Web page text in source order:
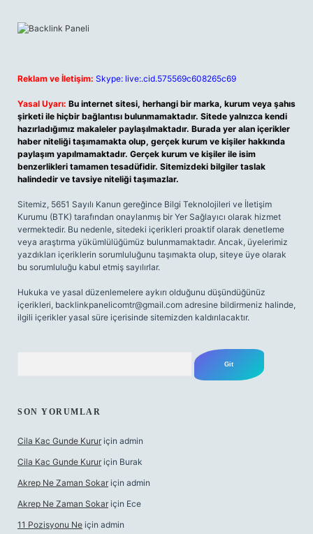
Reklam ve İletişim: Skype: live:.cid.575569c608265c69
Yasal Uyarı: Bu internet sitesi, herhangi bir marka, kurum veya şahıs
şirketi ile hiçbir bağlantısı bulunmamaktadır. Sitede yalnızca kendi
hazırladığımız makaleler paylaşılmaktadır. Burada yer alan içerikler
haber niteliği taşımamakta olup, gerçek kurum ve kişiler hakkında
paylaşım yapılmamaktadır. Gerçek kurum ve kişiler ile isim
benzerlikleri tamamen tesadüfidir. Sitemizdeki bilgiler taslak
halindedir ve tavsiye niteliği taşımazlar.
Sitemiz, 5651 Sayılı Kanun gereğince Bilgi Teknolojileri ve İletişim
Kurumu (BTK) tarafından onaylanmış bir Yer Sağlayıcı olarak hizmet
vermektedir. Bu nedenle, sitedeki içerikleri proaktif olarak denetleme
veya araştırma yükümlülüğümüz bulunmamaktadır. Ancak, üyelerimiz
yazdıkları içeriklerin sorumluluğunu taşımakta olup, siteye üye olarak
bu sorumluluğu kabul etmiş sayılırlar.
Hukuka ve yasal düzenlemelere aykırı olduğunu düşündüğünüz
içerikleri, backlinkpanelicomtr@gmail.com adresine bildirmeniz halinde,
ilgili içerikler yasal süre içerisinde sitemizden kaldırılacaktır.
SON YORUMLAR
Cila Kac Gunde Kurur için admin
Cila Kac Gunde Kurur için Burak
Akrep Ne Zaman Sokar için admin
Akrep Ne Zaman Sokar için Ece
11 Pozisyonu Ne için admin